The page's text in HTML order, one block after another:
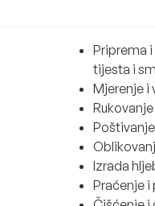
Priprema
tijesta i
Mjerenje i
Izrada
Praćenje i